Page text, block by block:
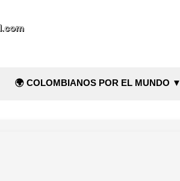
🌍 COLOMBIANOS POR EL MUNDO ▼